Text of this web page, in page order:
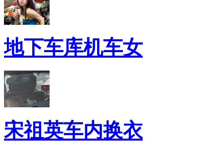
地下车库机车女
宋祖英车内换衣